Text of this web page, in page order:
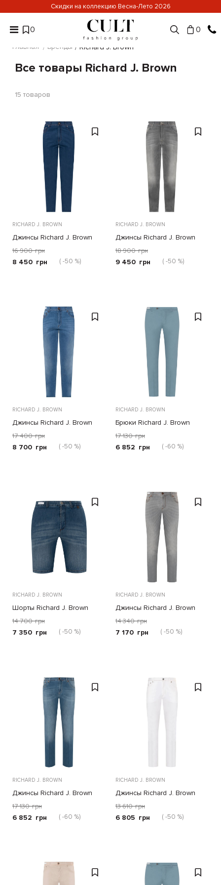
Скидки на коллекцию Весна-Лето 2026
0 0
Главная Бренды Richard J. Brown
Все товары Richard J. Brown
15 товаров
RICHARD J. BROWN
Джинсы Richard J. Brown
синие
16 900 грн
8 450 грн ( -50 %)
RICHARD J. BROWN
Джинсы Richard J. Brown
серые
18 900 грн
9 450 грн ( -50 %)
RICHARD J. BROWN
Джинсы Richard J. Brown
синие
17 400 грн
8 700 грн ( -50 %)
RICHARD J. BROWN
Брюки Richard J. Brown
голубые
17 130 грн
6 852 грн ( -60 %)
RICHARD J. BROWN
Шорты Richard J. Brown
синие
14 700 грн
7 350 грн ( -50 %)
RICHARD J. BROWN
Джинсы Richard J. Brown
серые
14 340 грн
7 170 грн ( -50 %)
RICHARD J. BROWN
Джинсы Richard J. Brown
голубые
17 130 грн
6 852 грн ( -60 %)
RICHARD J. BROWN
Джинсы Richard J. Brown
белые
13 610 грн
6 805 грн ( -50 %)